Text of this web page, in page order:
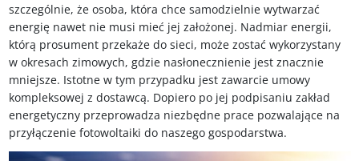
szczególnie, że osoba, która chce samodzielnie wytwarzać
energię nawet nie musi mieć jej założonej. Nadmiar energii,
którą prosument przekaże do sieci, może zostać wykorzystany
w okresach zimowych, gdzie nasłonecznienie jest znacznie
mniejsze. Istotne w tym przypadku jest zawarcie umowy
kompleksowej z dostawcą. Dopiero po jej podpisaniu zakład
energetyczny przeprowadza niezbędne prace pozwalające na
przyłączenie fotowoltaiki do naszego gospodarstwa.